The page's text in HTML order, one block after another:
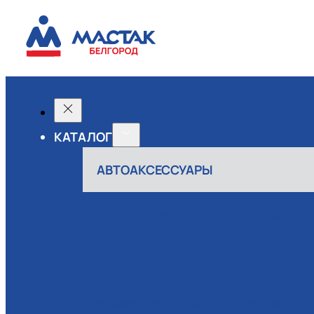
КАТАЛОГ
АВТОАКСЕССУАРЫ